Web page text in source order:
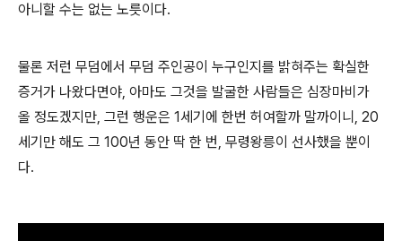
아니할 수는 없는 노릇이다.
물론 저런 무덤에서 무덤 주인공이 누구인지를 밝혀주는 확실한
증거가 나왔다면야, 아마도 그것을 발굴한 사람들은 심장마비가
올 정도겠지만, 그런 행운은 1세기에 한번 허여할까 말까이니, 20
세기만 해도 그 100년 동안 딱 한 번, 무령왕릉이 선사했을 뿐이
다.